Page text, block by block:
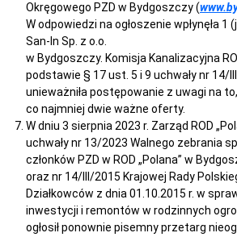
Okręgowego PZD w Bydgoszczy (
W odpowiedzi na ogłoszenie wpłynęła
San-In Sp. z o.o.
w Bydgoszczy. Komisja Kanalizacyjna
podstawie § 17 ust. 5 i 9 uchwały nr 14/
unieważniła postępowanie z uwagi na
co najmniej dwie ważne oferty.
W dniu 3 sierpnia 2023 r. Zarząd ROD
uchwały nr 13/2023 Walnego zebrania
członków PZD w ROD „Polana” w
oraz nr 14/III/2015 Krajowej Rady
Działkowców z dnia 01.10.2015 r. w
inwestycji i remontów w rodzinnych
ogłosił ponownie pisemny przetarg